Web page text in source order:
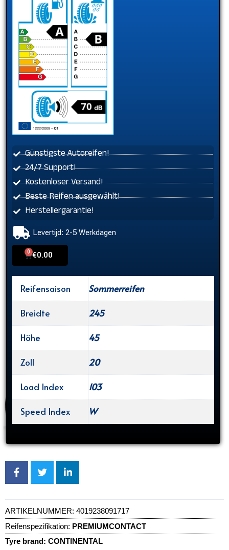
Günstigste Autoreifen!
24/7 Support!
Kostenloser Versand!
Beste Reifen ausgewählt!
Herstellergarantie!
Levertijd: 2-5 Werkdagen
€0.00
0
Cart
Reifensaison
Sommerreifen
Breidte
245
Höhe
45
Zoll
20
Load Index
103
Speed Index
W
ARTIKELNUMMER: 4019238091717
Reifenspezifikation: PREMIUMCONTACT
Tyre brand: CONTINENTAL